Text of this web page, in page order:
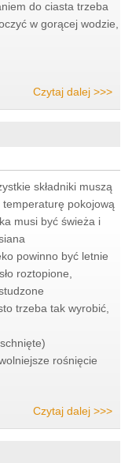
do ciasta trzeba
w gorącej wodzie,
Czytaj dalej >>>
składniki muszą
temperaturę pokojową
musi być świeża i
powinno być letnie
roztopione,
trzeba tak wyrobić,
rośnięcie
Czytaj dalej >>>